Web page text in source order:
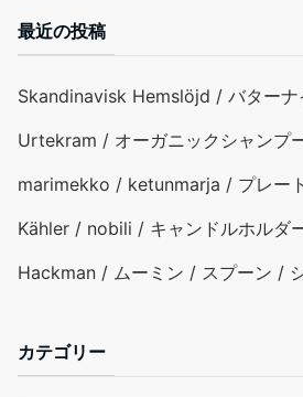
最近の投稿
Skandinavisk Hemslöjd / バターナ
Urtekram / オーガニックシャンプ
marimekko / ketunmarja / プレー
Kähler / nobili / キャンドルホルダ
Hackman / ムーミン / スプーン /
カテゴリー